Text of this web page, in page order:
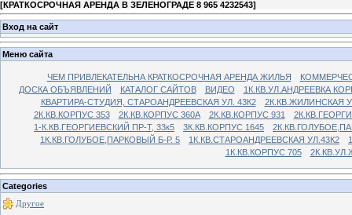
[КРАТКОСРОЧНАЯ АРЕНДА В ЗЕЛЕНОГРАДЕ 8 965 4232543]
Вход на сайт
Меню сайта
ЧЕМ ПРИВЛЕКАТЕЛЬНА КРАТКОСРОЧНАЯ АРЕНДА ЖИЛЬЯ
ДОСКА ОБЪЯВЛЕНИЙ
КАТАЛОГ САЙТОВ ВИДЕО
1К.КВ.УЛ.АНДРЕЕВКА
КВАРТИРА-СТУДИЯ, СТАРОАНДРЕЕВСКАЯ УЛ. 43К2
2К.КВ.ЖИЛИНСКАЯ
2К.КВ.КОРПУС 353
2К.КВ.КОРПУС 360А 2К.КВ.КОРПУС 931
1-К.КВ.ГЕОРГИЕВСКИЙ ПР-Т, 33к5
3К.КВ.КОРПУС 1645
1К.КВ.ГОЛУБОЕ,ПАРКОВЫЙ Б-Р. 5
1К.КВ.СТАРОАНДРЕЕВСКАЯ УЛ.43К2
1К.КВ.КОРПУС 705
Categories
Другое